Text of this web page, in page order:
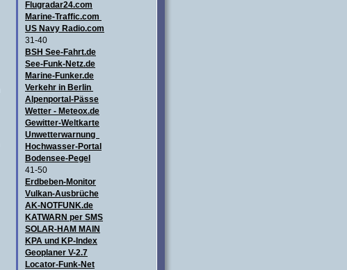
Flugradar24.com
Marine-Traffic.com
US Navy Radio.com
31-40
BSH See-Fahrt.de
See-Funk-Netz.de
Marine-Funker.de
Verkehr in Berlin
Alpenportal-Pässe
Wetter - Meteox.de
Gewitter-Weltkarte
Unwetterwarnung
Hochwasser-Portal
Bodensee-Pegel
41-50
Erdbeben-Monitor
Vulkan-Ausbrüche
AK-NOTFUNK.de
KATWARN per SMS
SOLAR-HAM MAIN
KPA und KP-Index
Geoplaner V-2.7
Locator-Funk-Net